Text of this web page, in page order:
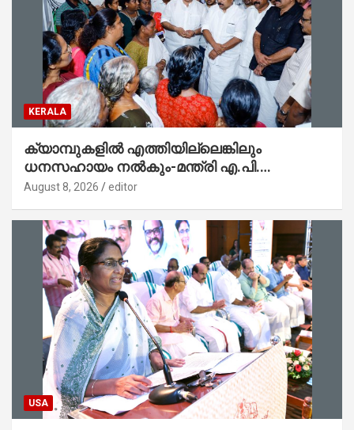
KERALA
ക്യാമ്പുകളിൽ എത്തിയില്ലെങ്കിലും
ധനസഹായം നൽകും-മന്ത്രി എ.പി.
അനിൽകുമാർ
August 8, 2026 editor
USA